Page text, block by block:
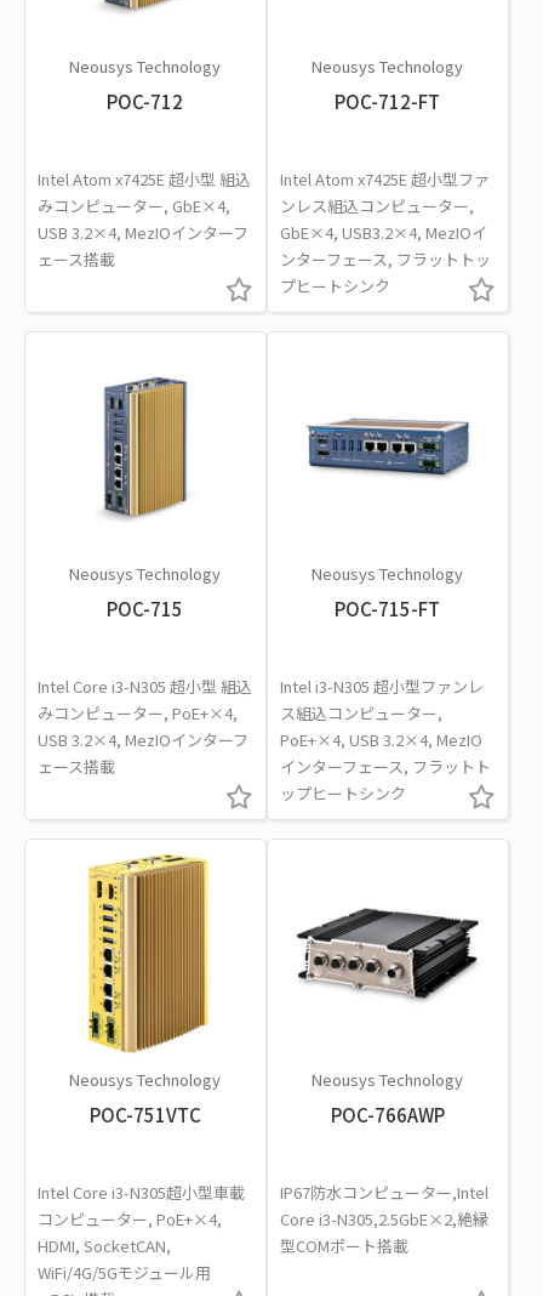
Neousys Technology
POC-712
Intel Atom x7425E 超小型 組込
みコンピューター, GbE×4,
USB 3.2×4, MezIOインターフ
ェース搭載
Neousys Technology
POC-712-FT
Intel Atom x7425E 超小型ファ
ンレス組込コンピューター,
GbE×4, USB3.2×4, MezIOイ
ンターフェース, フラットトッ
プヒートシンク
Neousys Technology
POC-715
Intel Core i3-N305 超小型 組込
みコンピューター, PoE+×4,
USB 3.2×4, MezIOインターフ
ェース搭載
Neousys Technology
POC-715-FT
Intel i3-N305 超小型ファンレ
ス組込コンピューター,
PoE+×4, USB 3.2×4, MezIO
インターフェース, フラットト
ップヒートシンク
Neousys Technology
POC-751VTC
Intel Core i3-N305超小型車載
コンピューター, PoE+×4,
HDMI, SocketCAN,
WiFi/4G/5Gモジュール用
Neousys Technology
POC-766AWP
IP67防水コンピューター,Intel
Core i3-N305,2.5GbE×2,絶縁
型COMポート搭載